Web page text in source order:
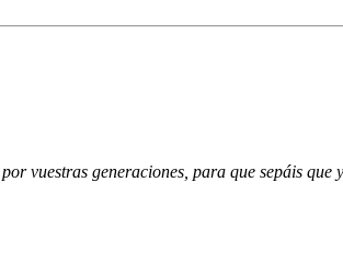
vuestras generaciones, para que sepáis que